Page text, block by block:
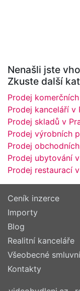
Nenašli jste
Zkuste další
Prodej
Prodej kanceláří v
Prodej skladů v
Prodej výrobních
Prodej
Prodej ubytování
Prodej restaurací
Ceník inzerce
Importy
Blog
Realitní kanceláře
Všeobecné
Kontakty